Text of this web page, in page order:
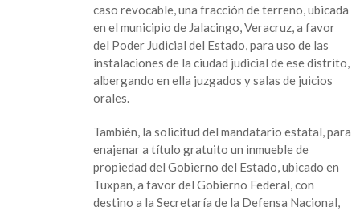
caso revocable, una fracción de terreno, ubicada
en el municipio de Jalacingo, Veracruz, a favor
del Poder Judicial del Estado, para uso de las
instalaciones de la ciudad judicial de ese distrito,
albergando en ella juzgados y salas de juicios
orales.
También, la solicitud del mandatario estatal, para
enajenar a título gratuito un inmueble de
propiedad del Gobierno del Estado, ubicado en
Tuxpan, a favor del Gobierno Federal, con
destino a la Secretaría de la Defensa Nacional,